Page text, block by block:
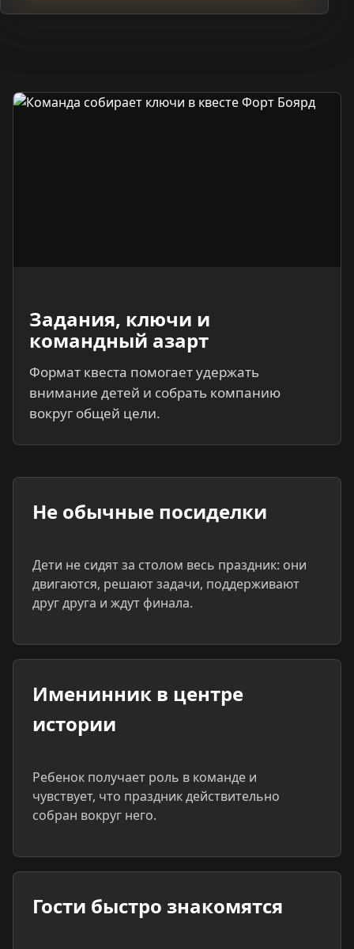
Задания, ключи и
командный азарт
Формат квеста помогает удержать
внимание детей и собрать компанию
вокруг общей цели.
Не обычные посиделки
Дети не сидят за столом весь праздник: они
двигаются, решают задачи, поддерживают
друг друга и ждут финала.
Именинник в центре
истории
Ребенок получает роль в команде и
чувствует, что праздник действительно
собран вокруг него.
Гости быстро знакомятся